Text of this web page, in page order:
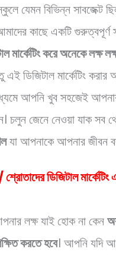
যেমন বিভিন্ন সাবজেক্ট
কাছে একটি গুরুত্বপূর্ণ
মার্কেটিং করে অনেকে লক্ষ
এই ডিজিটাল মার্কেটিং করার
আপনি খুব সহজেই আপনার
চলুন জেনে নেওয়া যাক সব
যা আপনাকে আপনার জীবন
ডিজিটাল মার্কেটিং
লক্ষ যাই হোক না কেন
করতে হবে। আপনি যদি